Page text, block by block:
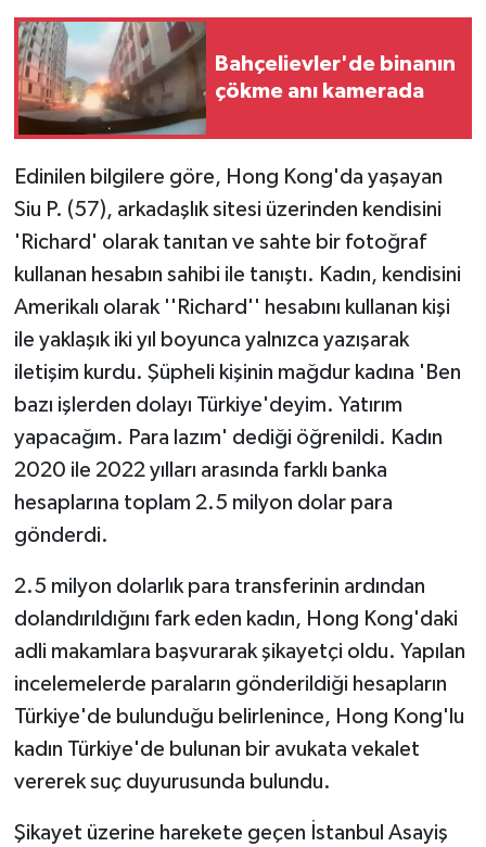
Bahçelievler'de binanın
çökme anı kamerada
Edinilen bilgilere göre, Hong Kong'da yaşayan
Siu P. (57), arkadaşlık sitesi üzerinden kendisini
'Richard' olarak tanıtan ve sahte bir fotoğraf
kullanan hesabın sahibi ile tanıştı. Kadın, kendisini
Amerikalı olarak ''Richard'' hesabını kullanan kişi
ile yaklaşık iki yıl boyunca yalnızca yazışarak
iletişim kurdu. Şüpheli kişinin mağdur kadına 'Ben
bazı işlerden dolayı Türkiye'deyim. Yatırım
yapacağım. Para lazım' dediği öğrenildi. Kadın
2020 ile 2022 yılları arasında farklı banka
hesaplarına toplam 2.5 milyon dolar para
gönderdi.
2.5 milyon dolarlık para transferinin ardından
dolandırıldığını fark eden kadın, Hong Kong'daki
adli makamlara başvurarak şikayetçi oldu. Yapılan
incelemelerde paraların gönderildiği hesapların
Türkiye'de bulunduğu belirlenince, Hong Kong'lu
kadın Türkiye'de bulunan bir avukata vekalet
vererek suç duyurusunda bulundu.
Şikayet üzerine harekete geçen İstanbul Asayiş